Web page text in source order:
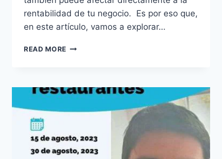
rentabilidad de tu negocio. Es por eso que,
en este artículo, vamos a explorar…
READ MORE IMPORTANCIA
EN
RESTAURANTE